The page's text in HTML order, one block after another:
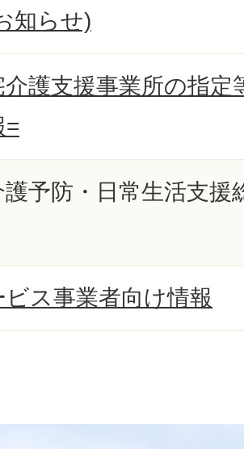
知らせ)
護支援事業所の指定
=
予防・日常生活支援
ス事業者向け情報